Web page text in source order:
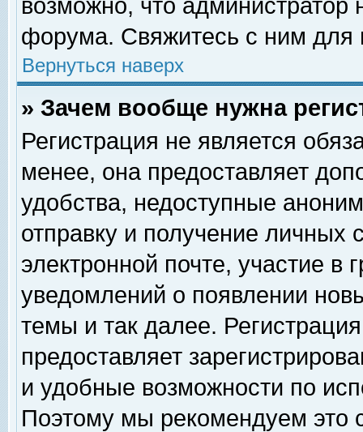
возможно, что
форума. Свяжитесь с ним для
Вернуться наверх
» Зачем вообще нужна
Регистрация не является
менее, она предоставляет
удобства, недоступные
отправку и получение личных
электронной почте, участие в
уведомлений о появлении
темы и так далее.
предоставляет
и удобные возможности по
Поэтому мы рекомендуем это